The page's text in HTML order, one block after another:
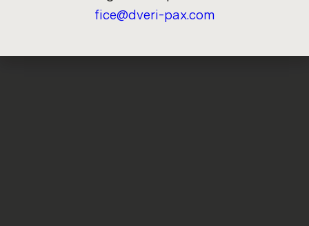
fice@dveri-​pax.com